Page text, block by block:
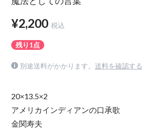
¥2,200 税込
残り1点
別途送料がかかります。 送料を確認する
20×13.5×2
アメリカインディアンの口承歌
金関寿夫